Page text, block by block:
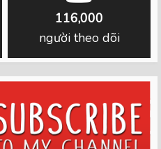
116,000
người theo dõi